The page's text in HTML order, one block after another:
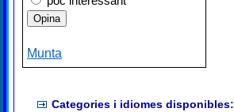
Munta
Categories i idiomes disponibles: